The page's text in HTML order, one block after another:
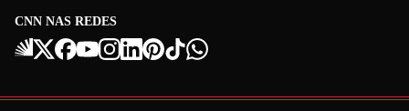
CNN NAS REDES